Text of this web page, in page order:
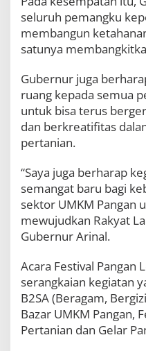
seluruh pemangku
membangun
satunya
Gubernur juga
ruang kepada semua
untuk bisa terus
dan berkreatifitas
pertanian.
“Saya juga berharap
semangat baru bagi
sektor UMKM Pangan
mewujudkan Rakyat
Gubernur Arinal.
Acara Festival Pangan
serangkaian kegiatan
B2SA (Beragam,
Bazar UMKM Pangan,
Pertanian dan Gelar